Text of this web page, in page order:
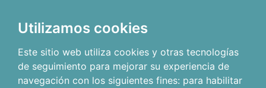
Utilizamos cookies
Este sitio web utiliza cookies y otras tecnologías
de seguimiento para mejorar su experiencia de
navegación con los siguientes fines: para habilitar